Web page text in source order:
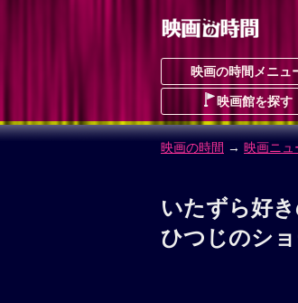
映画の時間メニュ
映画館を探す
映画の時間 → 映画ニュ
いたずら好
ひつじのシ